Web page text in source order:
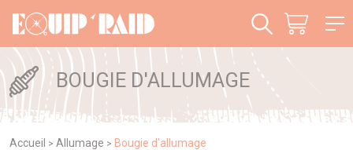
BOUGIE D'ALLUMAGE
Accueil > Allumage > Bougie d'allumage
Panneau de gestion des cookies